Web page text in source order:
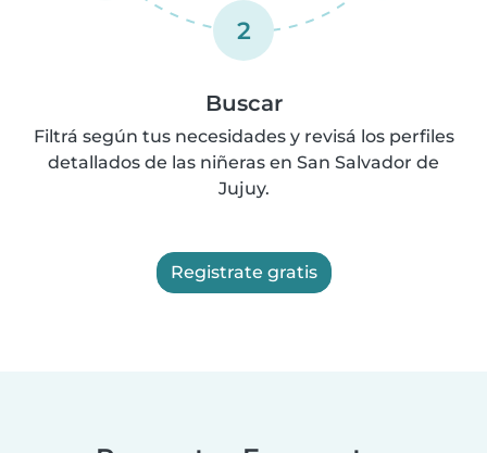
2
Buscar
Filtrá según tus necesidades y revisá los perfiles
detallados de las niñeras en San Salvador de
Jujuy.
Registrate gratis